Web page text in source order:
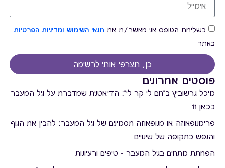
פוסטים אחרונים
מיכל גרשוביץ ב"חם לי קר לי": הדיאטנית שמדברת על גיל המעבר
בכאן 11
פרימנופאוזה או מנופאוזה תסמינים של גיל המעבר: להבין את הגוף
והנפש בתקופה של שינויים
הפחתת מתחים בגיל המעבר - טיפים ורעיונות
בשליחת הטופס אני מאשר/ת את תנאי השימוש ומדיניות הפרטיות
באתר
כן, תצרפי אותי לרשימה